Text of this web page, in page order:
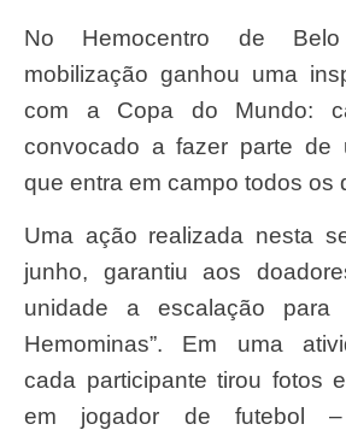
No Hemocentro de Belo Horizonte, a
mobilização ganhou uma
com a Copa do Mundo:
convocado a fazer parte de
que entra em campo todos os
Uma ação realizada nesta sexta-feira, 12 de
junho, garantiu aos
unidade a escalação para
Hemominas”. Em uma
cada participante tirou fotos
em jogador de futebol